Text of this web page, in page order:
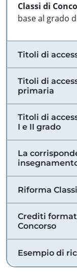
Classi di
base al grado
Titoli di
Titoli di
primaria
Titoli di
I e II grado
La
Riforma
Crediti
Concorso
Esempio di